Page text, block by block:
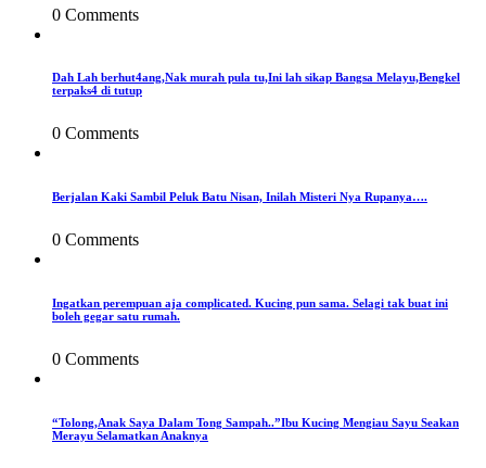
0 Comments
Dah Lah berhut4ang,Nak murah pula tu,Ini lah sikap Bangsa Melayu,Bengkel
terpaks4 di tutup
0 Comments
Berjalan Kaki Sambil Peluk Batu Nisan, Inilah Misteri Nya Rupanya….
0 Comments
Ingatkan perempuan aja complicated. Kucing pun sama. Selagi tak buat ini
boleh gegar satu rumah.
0 Comments
“Tolong,Anak Saya Dalam Tong Sampah..”Ibu Kucing Mengiau Sayu Seakan
Merayu Selamatkan Anaknya